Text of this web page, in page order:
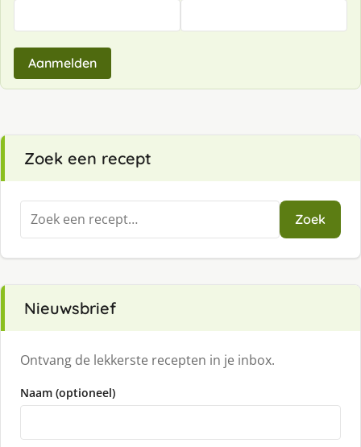
Aanmelden
Zoek een recept
Zoeken
naar:
Zoek
Nieuwsbrief
Ontvang de lekkerste recepten in je inbox.
Naam (optioneel)